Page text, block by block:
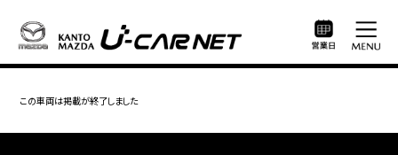
この車両は掲載が終了しました